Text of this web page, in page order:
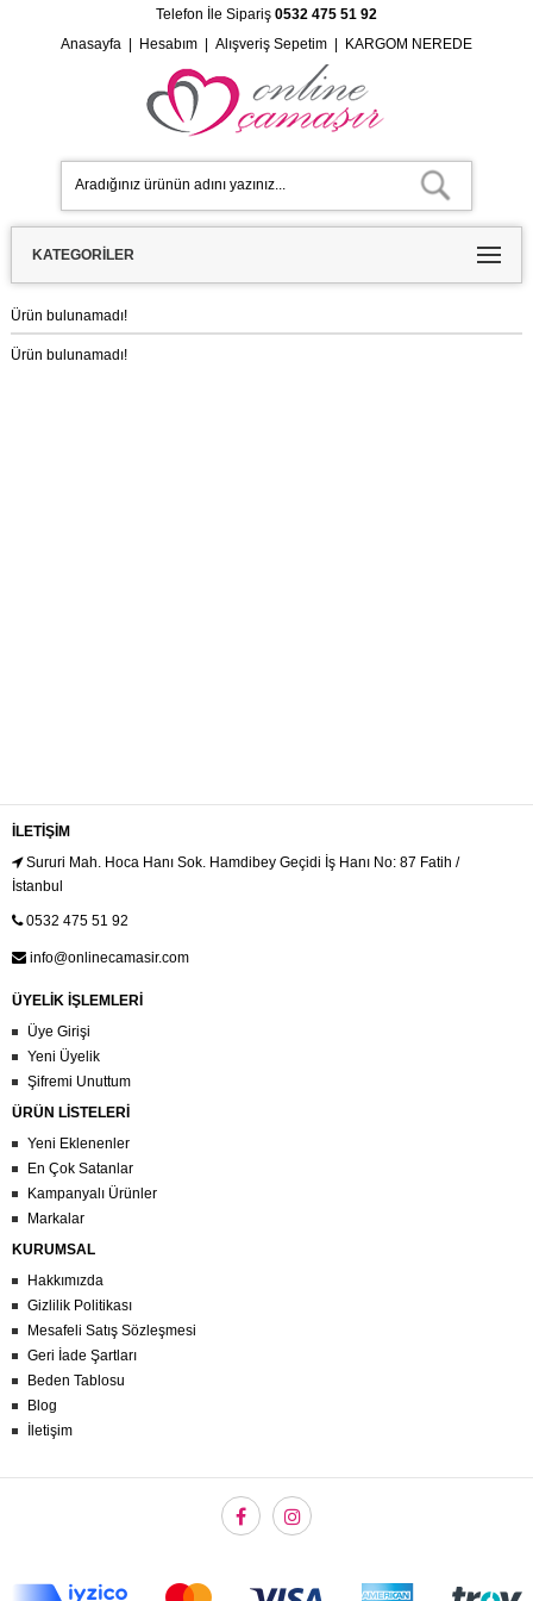
Telefon İle Sipariş 0532 475 51 92
Anasayfa| Hesabım| Alışveriş Sepetim| KARGOM NEREDE
KATEGORILER
Ürün bulunamadı!
Ürün bulunamadı!
İLETIŞIM
Sururi Mah. Hoca Hanı Sok. Hamdibey Geçidi İş Hanı No: 87 Fatih /
İstanbul
0532 475 51 92
info@onlinecamasir.com
ÜYELİK İŞLEMLERİ
Üye Girişi
Yeni Üyelik
Şifremi Unuttum
ÜRÜN LİSTELERİ
Yeni Eklenenler
En Çok Satanlar
Kampanyalı Ürünler
Markalar
KURUMSAL
Hakkımızda
Gizlilik Politikası
Mesafeli Satış Sözleşmesi
Geri İade Şartları
Beden Tablosu
Blog
İletişim